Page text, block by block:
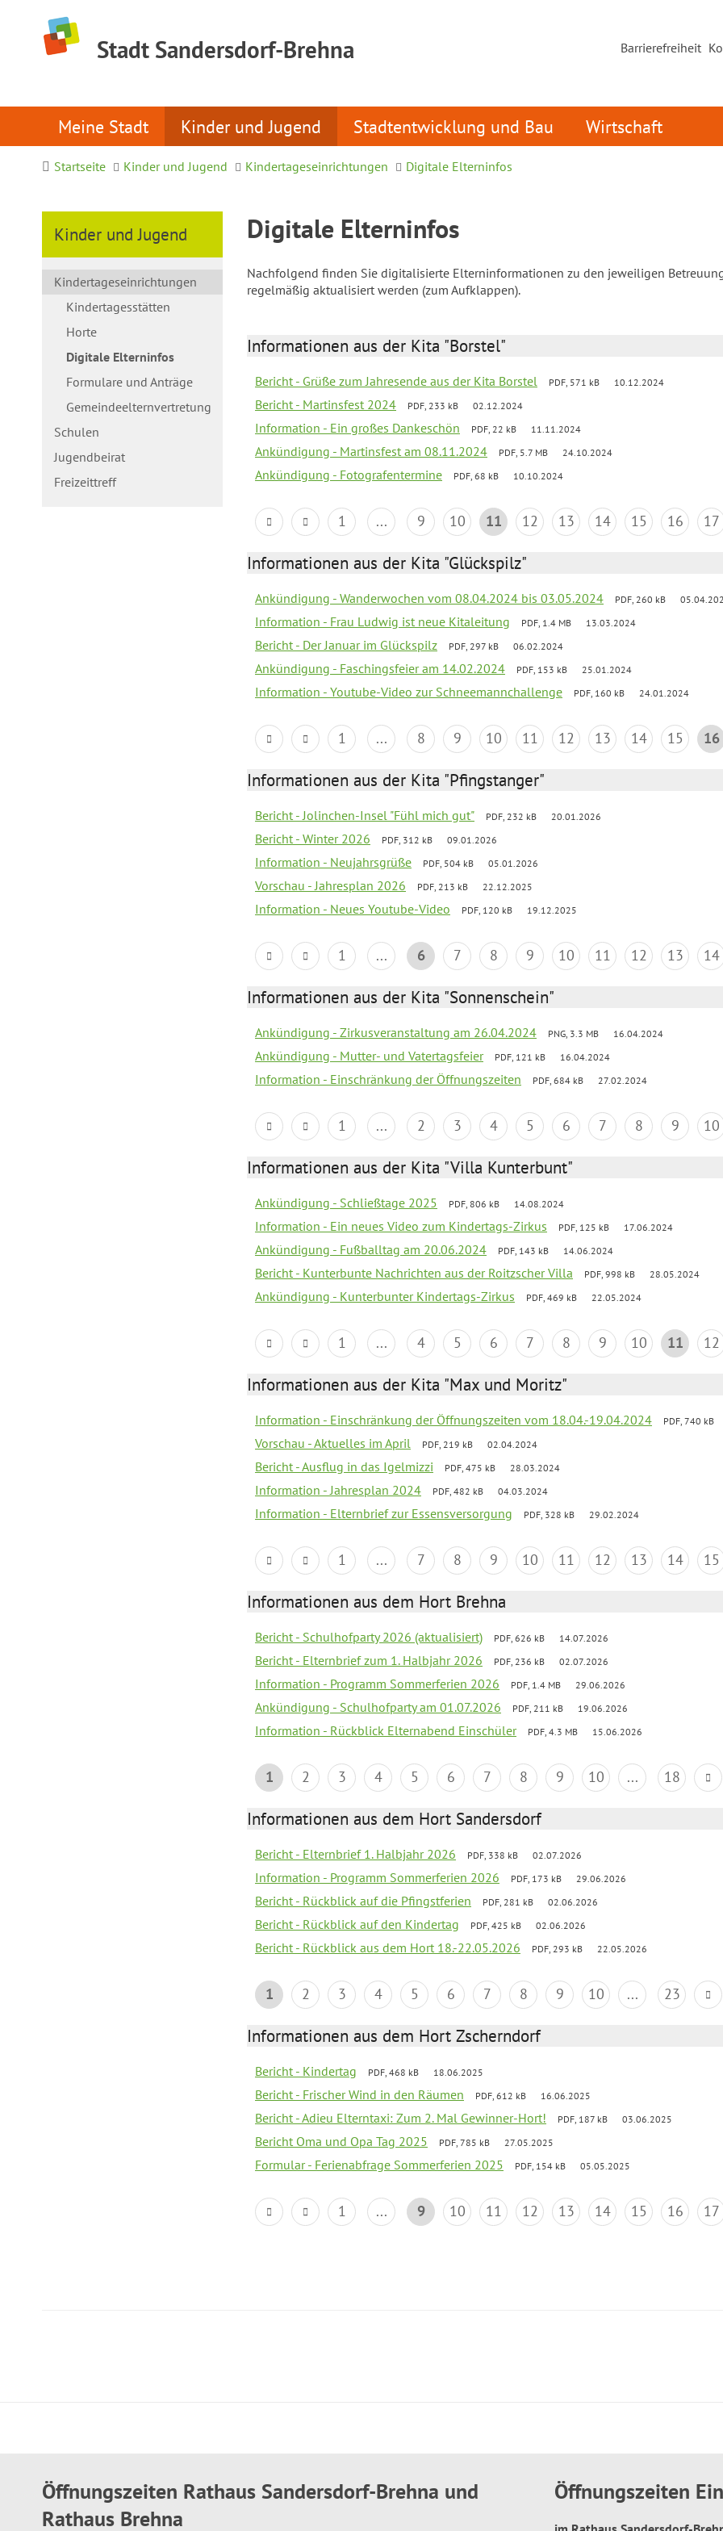
Stadt Sandersdorf-Brehna Barrierefreiheit
Meine Stadt Kinder und Jugend Stadtentwicklung und Bau Wirtschaft
Startseite Kinder und Jugend Kindertageseinrichtungen Digitale Elterninfos
Kinder und Jugend
Kindertageseinrichtungen
Kindertagesstätten
Horte
Digitale Elterninfos
Formulare und Anträge
Gemeindeelternvertretung
Schulen
Jugendbeirat
Freizeittreff
Digitale Elterninfos
Nachfolgend finden Sie digitalisierte Elterninformationen zu den jeweiligen
regelmäßig aktualisiert werden (zum Aufklappen).
Informationen aus der Kita "Borstel"
Bericht - Grüße zum Jahresende aus der Kita Borstel PDF, 571 kB 10.12.2024
Bericht - Martinsfest 2024 PDF, 233 kB 02.12.2024
Information - Ein großes Dankeschön PDF, 22 kB 11.11.2024
Ankündigung - Martinsfest am 08.11.2024 PDF, 5.7 MB 24.10.2024
Ankündigung - Fotografentermine PDF, 68 kB 10.10.2024
1 ... 9 10 11 12 13 14 15 16 17
Informationen aus der Kita "Glückspilz"
Ankündigung - Wanderwochen vom 08.04.2024 bis 03.05.2024 PDF, 260 kB
Information - Frau Ludwig ist neue Kitaleitung PDF, 1.4 MB 13.03.2024
Bericht - Der Januar im Glückspilz PDF, 297 kB 06.02.2024
Ankündigung - Faschingsfeier am 14.02.2024 PDF, 153 kB 25.01.2024
Information - Youtube-Video zur Schneemannchallenge PDF, 160 kB 24.01.2024
1 ... 8 9 10 11 12 13 14 15 16
Informationen aus der Kita "Pfingstanger"
Bericht - Jolinchen-Insel "Fühl mich gut" PDF, 232 kB 20.01.2026
Bericht - Winter 2026 PDF, 312 kB 09.01.2026
Information - Neujahrsgrüße PDF, 504 kB 05.01.2026
Vorschau - Jahresplan 2026 PDF, 213 kB 22.12.2025
Information - Neues Youtube-Video PDF, 120 kB 19.12.2025
1 ... 6 7 8 9 10 11 12 13 14
Informationen aus der Kita "Sonnenschein"
Ankündigung - Zirkusveranstaltung am 26.04.2024 PNG, 3.3 MB 16.04.2024
Ankündigung - Mutter- und Vatertagsfeier PDF, 121 kB 16.04.2024
Information - Einschränkung der Öffnungszeiten PDF, 684 kB 27.02.2024
1 ... 2 3 4 5 6 7 8 9 10
Informationen aus der Kita "Villa Kunterbunt"
Ankündigung - Schließtage 2025 PDF, 806 kB 14.08.2024
Information - Ein neues Video zum Kindertags-Zirkus PDF, 125 kB 17.06.2024
Ankündigung - Fußballtag am 20.06.2024 PDF, 143 kB 14.06.2024
Bericht - Kunterbunte Nachrichten aus der Roitzscher Villa PDF, 998 kB 28.05.2024
Ankündigung - Kunterbunter Kindertags-Zirkus PDF, 469 kB 22.05.2024
1 ... 4 5 6 7 8 9 10 11 12
Informationen aus der Kita "Max und Moritz"
Information - Einschränkung der Öffnungszeiten vom 18.04.-19.04.2024 PDF, 740 kB
Vorschau - Aktuelles im April PDF, 219 kB 02.04.2024
Bericht - Ausflug in das Igelmizzi PDF, 475 kB 28.03.2024
Information - Jahresplan 2024 PDF, 482 kB 04.03.2024
Information - Elternbrief zur Essensversorgung PDF, 328 kB 29.02.2024
1 ... 7 8 9 10 11 12 13 14 15
Informationen aus dem Hort Brehna
Bericht - Schulhofparty 2026 (aktualisiert) PDF, 626 kB 14.07.2026
Bericht - Elternbrief zum 1. Halbjahr 2026 PDF, 236 kB 02.07.2026
Information - Programm Sommerferien 2026 PDF, 1.4 MB 29.06.2026
Ankündigung - Schulhofparty am 01.07.2026 PDF, 211 kB 19.06.2026
Information - Rückblick Elternabend Einschüler PDF, 4.3 MB 15.06.2026
1 2 3 4 5 6 7 8 9 10 ... 18
Informationen aus dem Hort Sandersdorf
Bericht - Elternbrief 1. Halbjahr 2026 PDF, 338 kB 02.07.2026
Information - Programm Sommerferien 2026 PDF, 173 kB 29.06.2026
Bericht - Rückblick auf die Pfingstferien PDF, 281 kB 02.06.2026
Bericht - Rückblick auf den Kindertag PDF, 425 kB 02.06.2026
Bericht - Rückblick aus dem Hort 18.-22.05.2026 PDF, 293 kB 22.05.2026
1 2 3 4 5 6 7 8 9 10 ... 23
Informationen aus dem Hort Zscherndorf
Bericht - Kindertag PDF, 468 kB 18.06.2025
Bericht - Frischer Wind in den Räumen PDF, 612 kB 16.06.2025
Bericht - Adieu Elterntaxi: Zum 2. Mal Gewinner-Hort! PDF, 187 kB 03.06.2025
Bericht Oma und Opa Tag 2025 PDF, 785 kB 27.05.2025
Formular - Ferienabfrage Sommerferien 2025 PDF, 154 kB 05.05.2025
1 ... 9 10 11 12 13 14 15 16 17
Öffnungszeiten Rathaus Sandersdorf-Brehna und
Rathaus Brehna
Öffnungszeiten